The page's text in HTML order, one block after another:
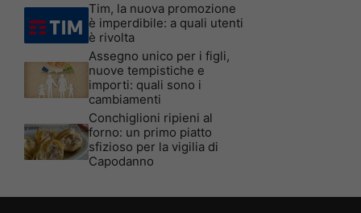
Tim, la nuova promozione
è imperdibile: a quali utenti
è rivolta
Assegno unico per i figli,
nuove tempistiche e
importi: quali sono i
cambiamenti
Conchiglioni ripieni al
forno: un primo piatto
sfizioso per la vigilia di
Capodanno